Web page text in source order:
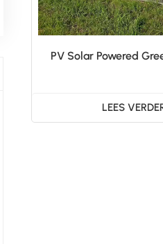
PV Solar Powered
LEES